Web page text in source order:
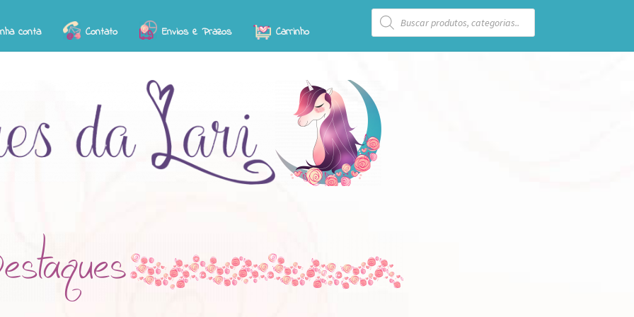
conta Contato Envios e Prazos Carrinho
Pesquisar
produtos